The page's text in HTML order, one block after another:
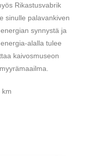
Rikastusvabrik
sinulle palavankiven
synnystä ja
alalla tulee
kaivosmuseon
km